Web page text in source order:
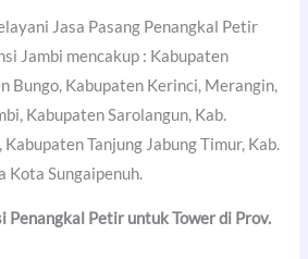
Jasa Pasang Penangkal Petir
Jambi mencakup : Kabupaten
Bungo, Kabupaten Kerinci, Merangin,
Kabupaten Sarolangun, Kab.
Tanjung Jabung Timur, Kab.
Kota Sungaipenuh.
Penangkal Petir untuk Tower di Prov.